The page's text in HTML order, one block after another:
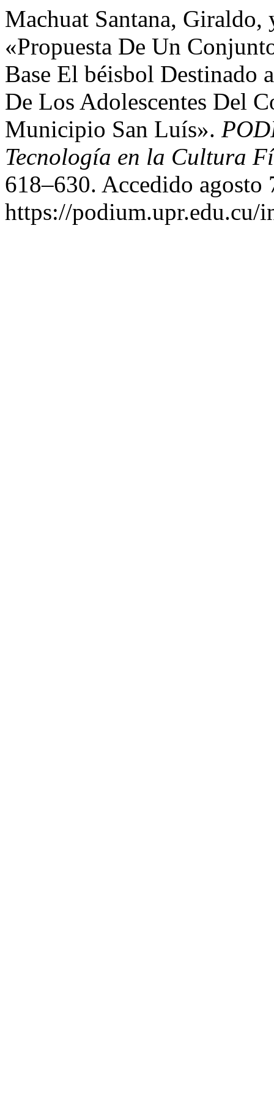
Machuat Santana,
«Propuesta De Un
Base El béisbol Destinado
De Los Adolescentes Del
Municipio San Luís».
Tecnología en la Cultura
618–630. Accedido agosto
https://